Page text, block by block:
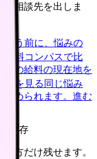
相談先を出しま
迷う前に、悩みの
給料コンパスで比
今の給料の現在地を
音を見る 同じ悩み
められます。 進む
保存
方だけ残せます。